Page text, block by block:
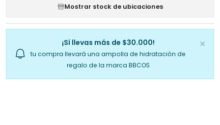
Mostrar stock de ubicaciones
¡Sí llevas más de $30.000!
tu compra llevará una ampolla de hidratación de
regalo de la marca BBCOS